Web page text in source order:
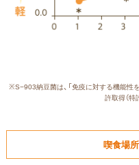
※S−903納豆菌は、「免疫に対する機能性
許取得（
喫食場